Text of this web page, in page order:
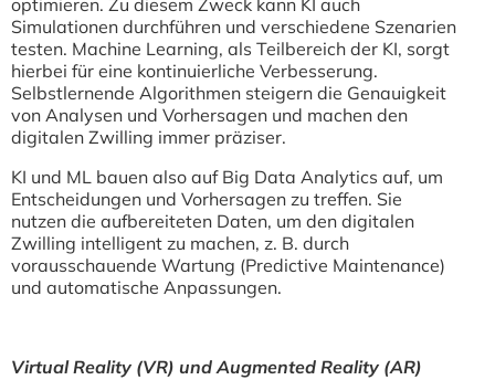
Simulationen durchführen und verschiedene Szenarien
testen. Machine Learning, als Teilbereich der KI, sorgt
hierbei für eine kontinuierliche Verbesserung.
Selbstlernende Algorithmen steigern die Genauigkeit
von Analysen und Vorhersagen und machen den
digitalen Zwilling immer präziser.
KI und ML bauen also auf Big Data Analytics auf, um
Entscheidungen und Vorhersagen zu treffen. Sie
nutzen die aufbereiteten Daten, um den digitalen
Zwilling intelligent zu machen, z. B. durch
vorausschauende Wartung (Predictive Maintenance)
und automatische Anpassungen.
Virtual Reality (VR) und Augmented Reality (AR)